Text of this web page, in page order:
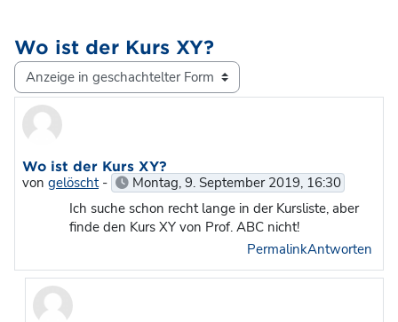
Wo ist der Kurs XY?
Anzeigemodus
Wo ist der Kurs XY?
von gelöscht- Montag, 9. September 2019, 16:30
Ich suche schon recht lange in der Kursliste, aber
finde den Kurs XY von Prof. ABC nicht!
PermalinkAntworten